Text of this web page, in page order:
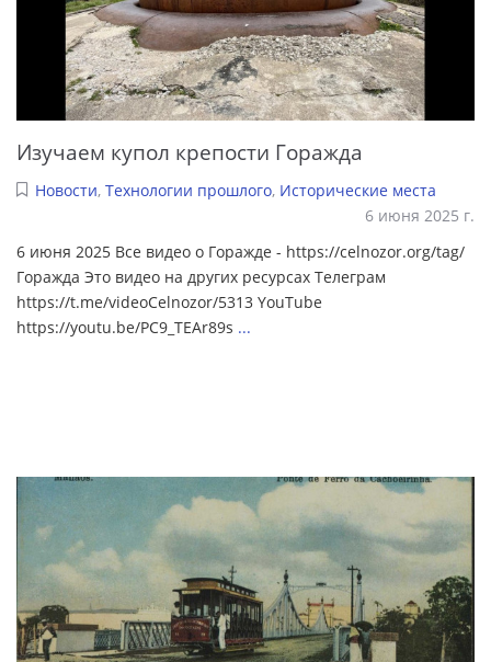
Изучаем купол крепости Горажда
Новости, Технологии прошлого, Исторические места
6 июня 2025 г.
6 июня 2025 Все видео о Горажде - https://celnozor.org/tag/
Горажда Это видео на других ресурсах Телеграм
https://t.me/videoCelnozor/5313 YouTube
https://youtu.be/PC9_TEAr89s ...